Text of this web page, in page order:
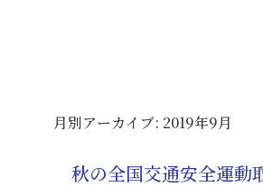
月別アーカイブ: 2019年9月
秋の全国交通安全運動